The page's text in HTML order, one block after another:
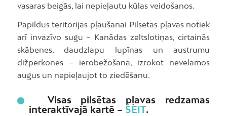
vasaras beigās, lai nepieļautu kūlas veidošanos.
Papildus teritorijas pļaušanai Pilsētas pļavās notiek
arī invazīvo sugu – Kanādas zeltslotiņas, cirtainās
skābenes, daudzlapu lupīnas un austrumu
dižpērkones – ierobežošana, izrokot nevēlamos
augus un nepieļaujot to ziedēšanu.
Visas pilsētas pļavas redzamas
interaktīvajā kartē – ŠEIT.